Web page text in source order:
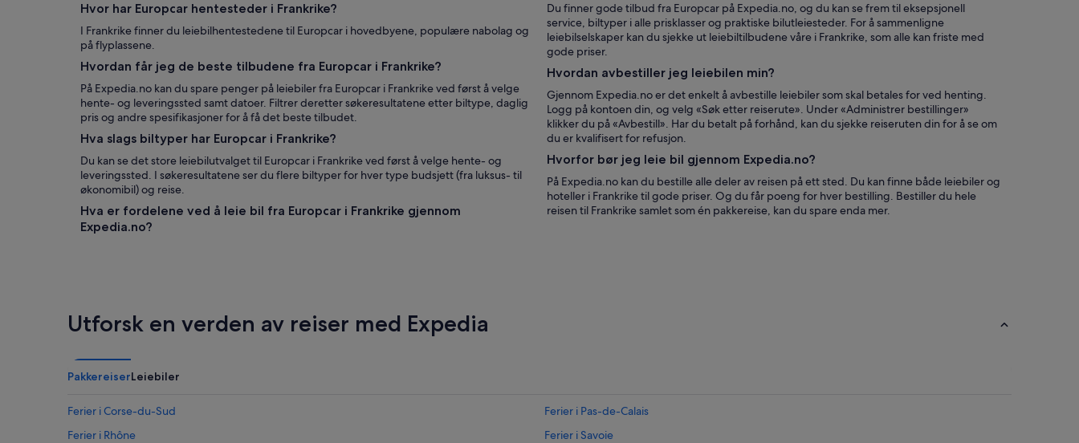
Hvor har Europcar hentesteder i Frankrike?
I Frankrike finner du leiebilhentestedene til Europcar i hovedbyene, populære nabolag og
på flyplassene.
Hvordan får jeg de beste tilbudene fra Europcar i Frankrike?
På Expedia.no kan du spare penger på leiebiler fra Europcar i Frankrike ved først å velge
hente- og leveringssted samt datoer. Filtrer deretter søkeresultatene etter biltype, daglig
pris og andre spesifikasjoner for å få det beste tilbudet.
Hva slags biltyper har Europcar i Frankrike?
Du kan se det store leiebilutvalget til Europcar i Frankrike ved først å velge hente- og
leveringssted. I søkeresultatene ser du flere biltyper for hver type budsjett (fra luksus- til
økonomibil) og reise.
Hva er fordelene ved å leie bil fra Europcar i Frankrike gjennom
Expedia.no?
Du finner gode tilbud fra Europcar på Expedia.no, og du kan se frem til eksepsjonell
service, biltyper i alle prisklasser og praktiske bilutleiesteder. For å sammenligne
leiebilselskaper kan du sjekke ut leiebiltilbudene våre i Frankrike, som alle kan friste med
gode priser.
Hvordan avbestiller jeg leiebilen min?
Gjennom Expedia.no er det enkelt å avbestille leiebiler som skal betales for ved henting.
Logg på kontoen din, og velg «Søk etter reiserute». Under «Administrer bestillinger»
klikker du på «Avbestill». Har du betalt på forhånd, kan du sjekke reiseruten din for å se om
du er kvalifisert for refusjon.
Hvorfor bør jeg leie bil gjennom Expedia.no?
På Expedia.no kan du bestille alle deler av reisen på ett sted. Du kan finne både leiebiler og
hoteller i Frankrike til gode priser. Og du får poeng for hver bestilling. Bestiller du hele
reisen til Frankrike samlet som én pakkereise, kan du spare enda mer.
Utforsk en verden av reiser med Expedia
PakkereiserLeiebiler
Ferier i Corse-du-Sud
Ferier i Pas-de-Calais
Ferier i Rhône
Ferier i Savoie